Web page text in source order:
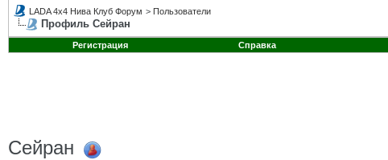
LADA 4x4 Нива Клуб Форум > Пользователи
Профиль Сейран
Регистрация
Справка
Сейран